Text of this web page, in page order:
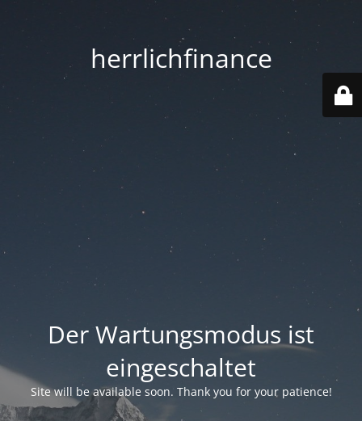
herrlichfinance
Der Wartungsmodus ist
eingeschaltet
Site will be available soon. Thank you for your patience!